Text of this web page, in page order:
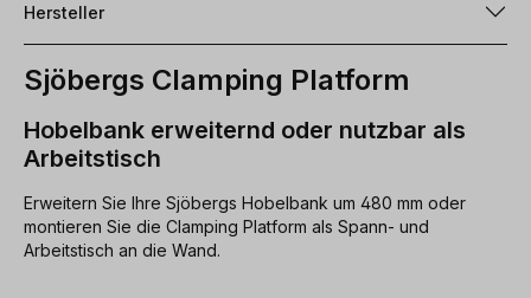
Hersteller
Sjöbergs Clamping Platform
Hobelbank erweiternd oder nutzbar als
Arbeitstisch
Erweitern Sie Ihre Sjöbergs Hobelbank um 480 mm oder
montieren Sie die Clamping Platform als Spann- und
Arbeitstisch an die Wand.